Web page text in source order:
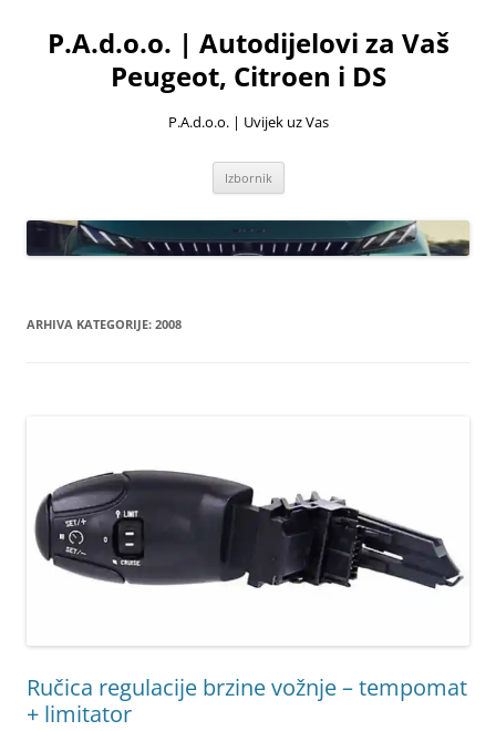
sadržaja
P.A.d.o.o. | Autodijelovi za Vaš
Peugeot, Citroen i DS
P.A.d.o.o. | Uvijek uz Vas
Izbornik
ARHIVA KATEGORIJE: 2008
Ručica regulacije brzine vožnje – tempomat
+ limitator